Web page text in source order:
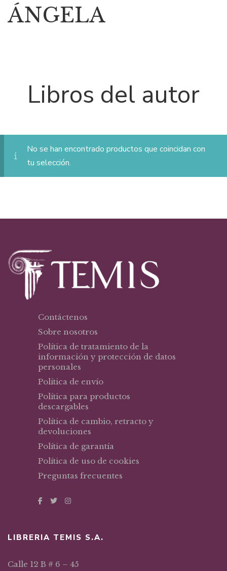
ÁNGELA
Libros del autor
No se han encontrado productos que coincidan con
tu selección.
Contáctenos
Sobre nosotros
Política de tratamiento de la
información y protección de datos
personales
Política de envío
Política para productos
descargables
Política de cambio, retracto y
devoluciones
Política de garantía
Política de uso de cookies
Preguntas frecuentes
LIBRERIA TEMIS S.A.
Calle 12 B # 6 – 45